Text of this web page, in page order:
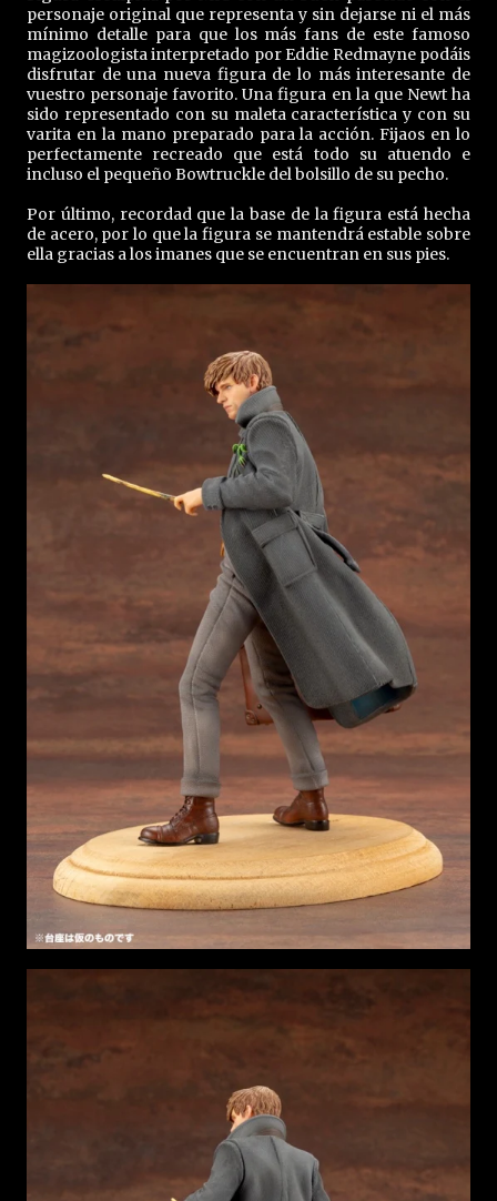
personaje original que representa y sin dejarse ni el más
mínimo detalle para que los más fans de este famoso
magizoologista interpretado por Eddie Redmayne podáis
disfrutar de una nueva figura de lo más interesante de
vuestro personaje favorito. Una figura en la que Newt ha
sido representado con su maleta característica y con su
varita en la mano preparado para la acción. Fijaos en lo
perfectamente recreado que está todo su atuendo e
incluso el pequeño Bowtruckle del bolsillo de su pecho.
Por último, recordad que la base de la figura está hecha
de acero, por lo que la figura se mantendrá estable sobre
ella gracias a los imanes que se encuentran en sus pies.